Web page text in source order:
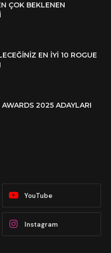
ÇOK BEKLENEN
EN İYI 10 ROGUE
AWARDS 2025 ADAYLARI
YouTube
Instagram